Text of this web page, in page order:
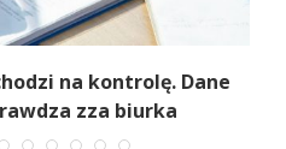
na kontrolę. Dane
zza biurka